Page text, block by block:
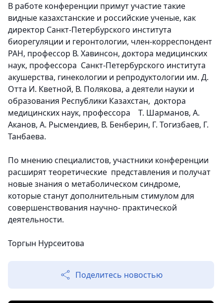
В работе конференции примут участие такие
видные казахстанские и российские ученые, как
директор Санкт-Петербурского института
биорегуляции и геронтологии, член-корреспондент
РАН, профессор В. Хавинсон, доктора медицинских
наук, профессора Санкт-Петербурского института
акушерства, гинекологии и репродуктологии им. Д.
Отта И. Кветной, В. Полякова, а деятели науки и
образования Республики Казахстан, доктора
медицинских наук, профессора Т. Шарманов, А.
Аканов, А. Рысмендиев, В. Бенберин, Г. Тогизбаев, Г.
Танбаева.
По мнению специалистов, участники конференции
расширят теоретические представления и получат
новые знания о метаболическом синдроме,
которые станут дополнительным стимулом для
совершенствования научно- практической
деятельности.
Торгын Нурсеитова
Поделитесь новостью